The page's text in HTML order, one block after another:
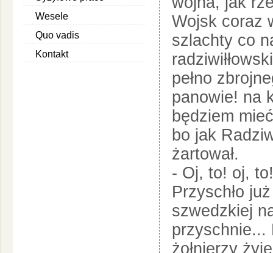
Wesele
Quo vadis
Kontakt
Wojsk coraz
szlachty co
pełno
panowie! na
będziem
bo jak
żartował.
- Oj, to! oj,
Przyschło
szwedzkiej
przyschnie...
żołnierzy